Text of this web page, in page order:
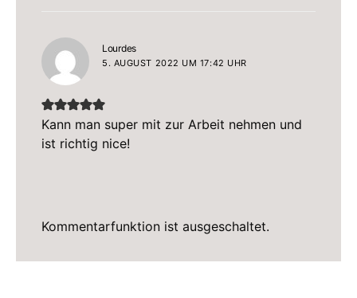
Lourdessagt:
5. AUGUST 2022 UM 17:42 UHR
Kann man super mit zur Arbeit nehmen und
ist richtig nice!
Kommentarfunktion ist ausgeschaltet.